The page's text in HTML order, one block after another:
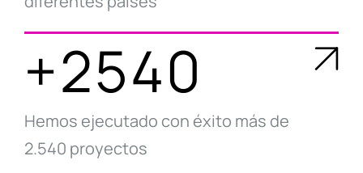
+2540
Hemos ejecutado con éxito más de
2.540 proyectos